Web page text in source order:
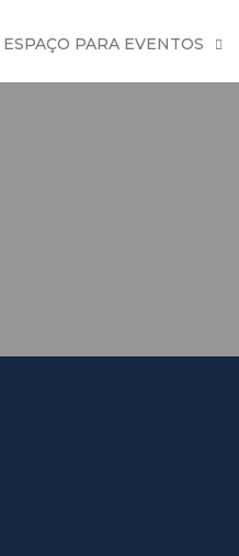
ESPAÇO PARA EVENTOS